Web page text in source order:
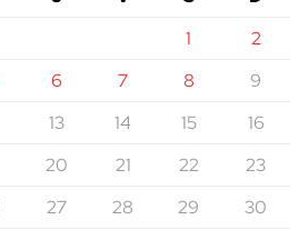
1
2
6 7 8
9
13 14 15
16
20 21 22
23
27 28 29
30